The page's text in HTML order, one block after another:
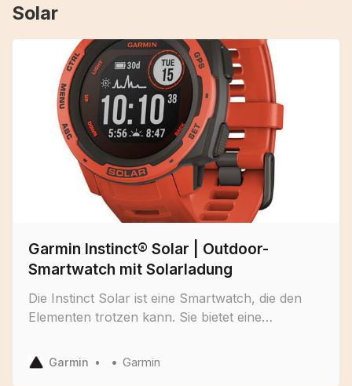
Solar
Garmin Instinct® Solar | Outdoor-
Smartwatch mit Solarladung
Die Instinct Solar ist eine Smartwatch, die den
Elementen trotzen kann. Sie bietet eine
integrierte Trainingsapps.
Garmin Garmin